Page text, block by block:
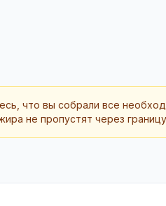
что вы собрали все
не пропустят через